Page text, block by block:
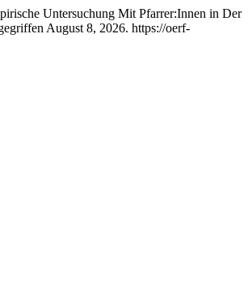
Untersuchung Mit Pfarrer:Innen in Der
August 8, 2026. https://oerf-